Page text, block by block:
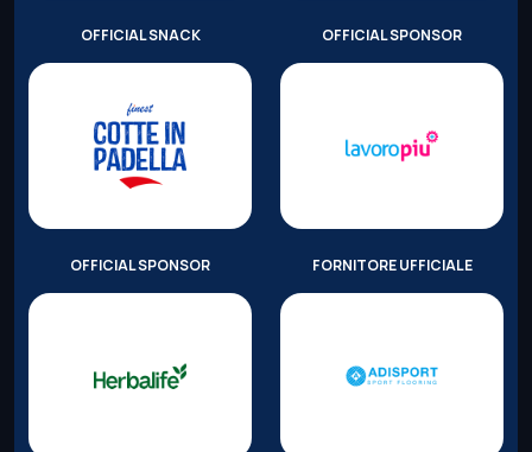
OFFICIAL SNACK OFFICIAL SPONSOR
OFFICIAL SPONSOR FORNITORE UFFICIALE